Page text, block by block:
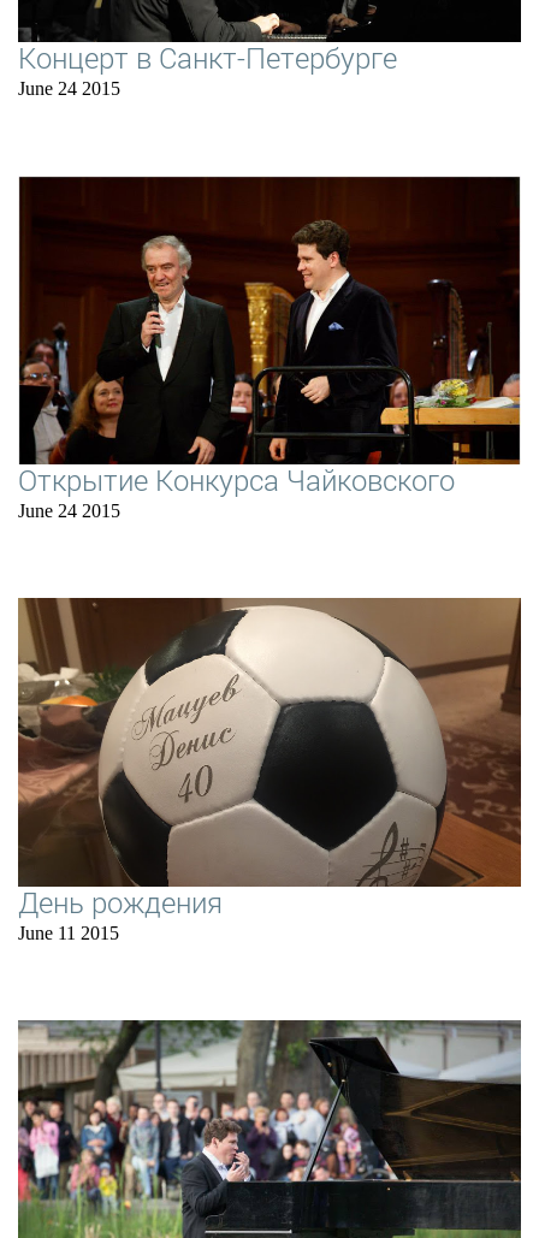
Концерт в Санкт-Петербурге
June 24 2015
Открытие Конкурса Чайковского
June 24 2015
День рождения
June 11 2015